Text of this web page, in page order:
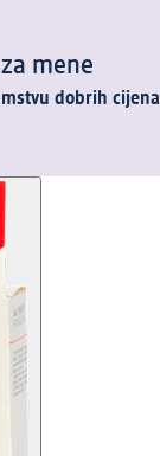
mene
dobrih cijena